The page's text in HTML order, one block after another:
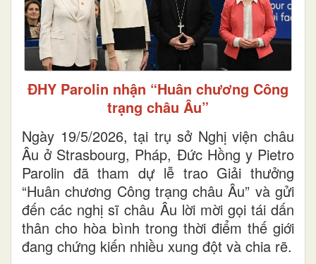
ĐHY Parolin nhận “Huân chương Công
trạng châu Âu”
Ngày 19/5/2026, tại trụ sở Nghị viện châu
Âu ở Strasbourg, Pháp, Đức Hồng y Pietro
Parolin đã tham dự lễ trao Giải thưởng
“Huân chương Công trạng châu Âu” và gửi
đến các nghị sĩ châu Âu lời mời gọi tái dấn
thân cho hòa bình trong thời điểm thế giới
đang chứng kiến nhiều xung đột và chia rẽ.